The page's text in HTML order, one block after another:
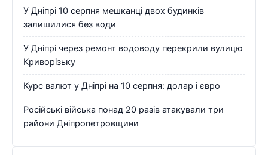
У Дніпрі 10 серпня мешканці двох будинків
залишилися без води
У Дніпрі через ремонт водоводу перекрили вулицю
Криворізьку
Курс валют у Дніпрі на 10 серпня: долар і євро
Російські війська понад 20 разів атакували три
райони Дніпропетровщини